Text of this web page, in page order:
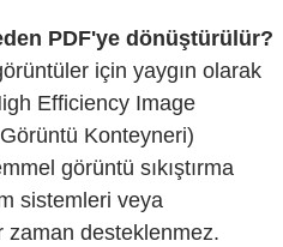
PDF'ye dönüştürülür?
için yaygın olarak
Efficiency Image
Konteyneri)
görüntü sıkıştırma
sistemleri veya
zaman desteklenmez.